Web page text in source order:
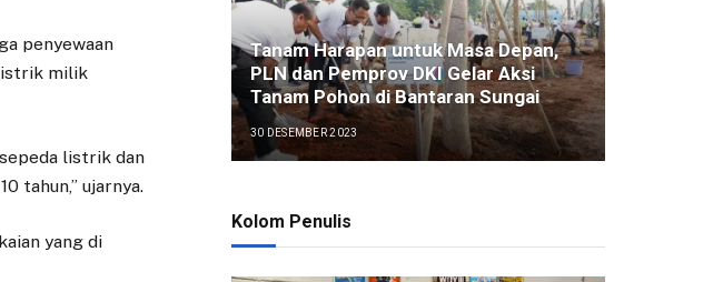
penyewaan
milik
listrik dan
tahun,” ujarnya.
yang di
Tanam Harapan untuk Masa Depan,
PLN dan Pemprov DKI Gelar Aksi
Tanam Pohon di Bantaran Sungai
30 DESEMBER 2023
Kolom Penulis